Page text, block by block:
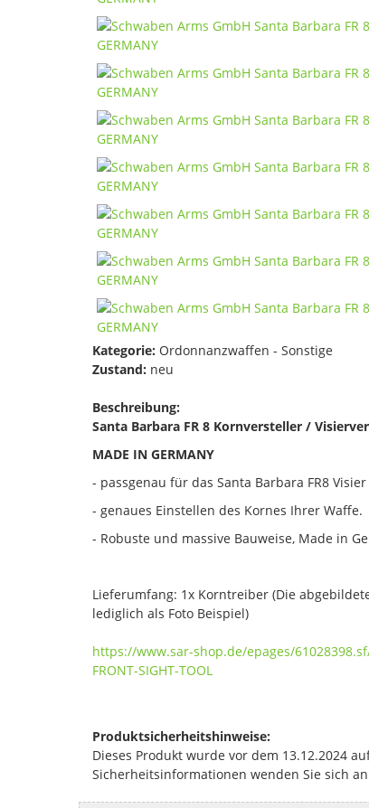
Kategorie: Ordonnanzwaffen - Sonstige
Zustand: neu
Beschreibung:
Santa Barbara FR 8 Kornversteller /
MADE IN GERMANY
- passgenau für das Santa Barbara FR8 Visier
- genaues Einstellen des Kornes Ihrer Waffe.
- Robuste und massive Bauweise, Made in
Lieferumfang: 1x Korntreiber (Die
lediglich als Foto Beispiel)
https://www.sar-shop.de/epages/
FRONT-SIGHT-TOOL
Produktsicherheitshinweise:
Dieses Produkt wurde vor dem 13.12.2024
Sicherheitsinformationen wenden Sie sich